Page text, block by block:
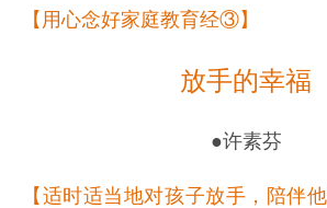
【用心念好家庭教育经③】
放手的幸福
●许素芬
【适时适当地对孩子放手，陪伴